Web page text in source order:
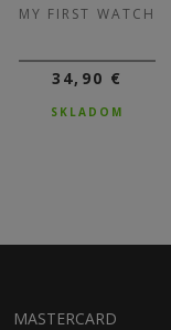
MY FIRST WATCH
34,90 €
SKLADOM
MASTERCARD